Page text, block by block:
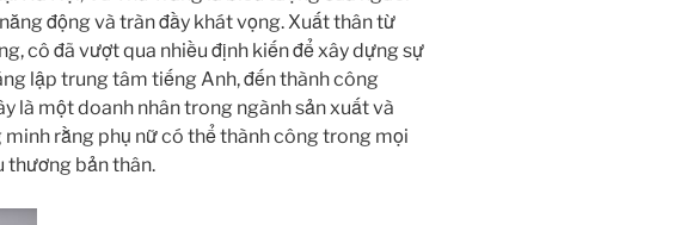
động và tràn đầy khát vọng. Xuất thân từ
cô đã vượt qua nhiều định kiến để xây dựng sự
lập trung tâm tiếng Anh, đến thành công
là một doanh nhân trong ngành sản xuất và
rằng phụ nữ có thể thành công trong mọi
thương bản thân.